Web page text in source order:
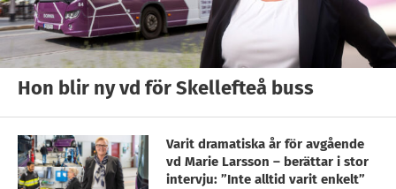
Hon blir ny vd för Skellefteå buss
Varit dramatiska år för avgående
vd Marie Larsson – berättar i stor
intervju: ”Inte alltid varit enkelt”